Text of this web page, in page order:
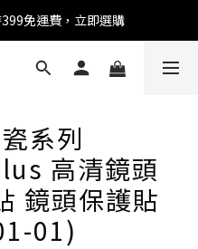
95折
免運費，立即選購
95折
系列
高清鏡頭
鏡頭保護貼
01)